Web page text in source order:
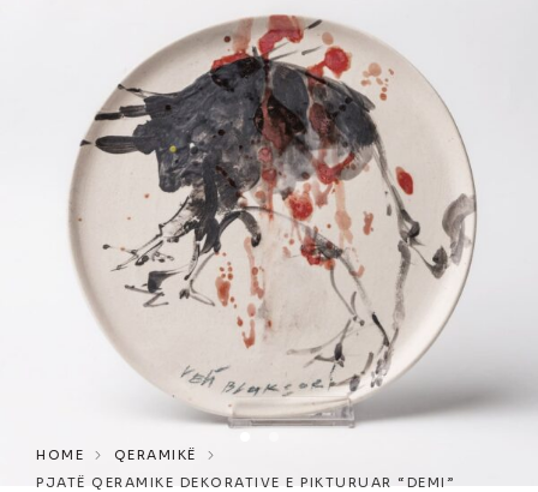
HOME
QERAMIKË
PJATË QERAMIKE DEKORATIVE E PIKTURUAR “DEMI”